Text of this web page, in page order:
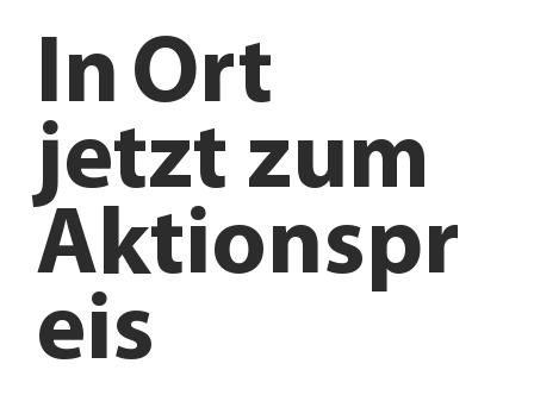
jetzt zum
Aktionspr
eis
In Ort